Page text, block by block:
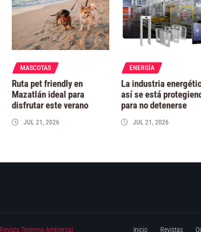
MASCOTAS
Ruta pet friendly en
Mazatlán ideal para
disfrutar este verano
JUL 21, 2026
ENERGÍA
La industria
así se está
para no detenerse
JUL 21, 2026
Revista Teorema Ambiental Inicio Revistas